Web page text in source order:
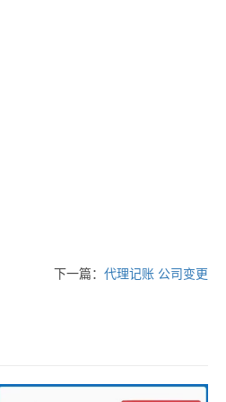
下一篇： 代理记账 公司变更